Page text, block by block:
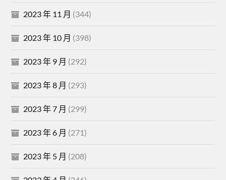
2023 年 11 月 (344)
2023 年 10 月 (398)
2023 年 9 月 (292)
2023 年 8 月 (293)
2023 年 7 月 (299)
2023 年 6 月 (271)
2023 年 5 月 (208)